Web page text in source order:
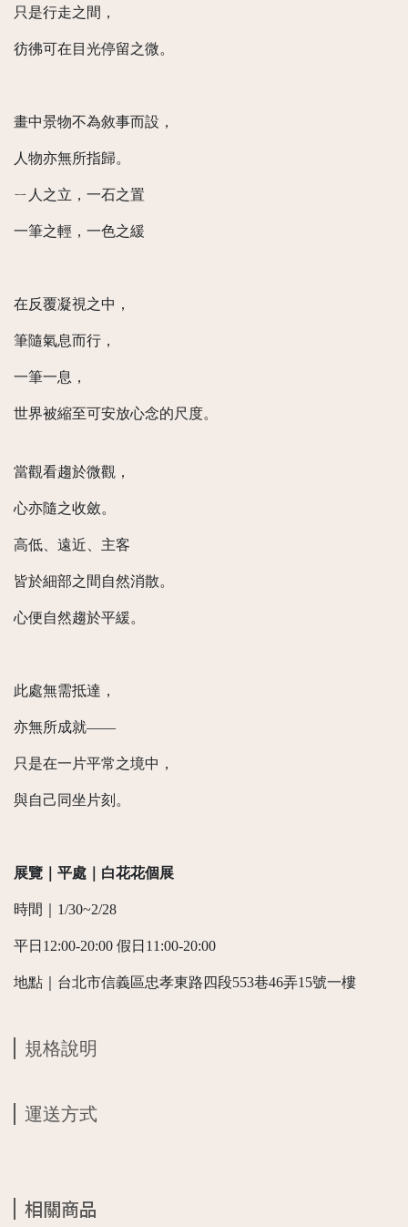
只是行走之間，
彷彿可在目光停留之微。
畫中景物不為敘事而設，
人物亦無所指歸。
ㄧ人之立，一石之置
一筆之輕，一色之緩
在反覆凝視之中，
筆隨氣息而行，
一筆一息，
世界被縮至可安放心念的尺度。
當觀看趨於微觀，
心亦隨之收斂。
高低、遠近、主客
皆於細部之間自然消散。
心便自然趨於平緩。
此處無需抵達，
亦無所成就——
只是在一片平常之境中，
與自己同坐片刻。
展覽｜平處｜白花花個展
時間｜1/30~2/28
平日12:00-20:00 假日11:00-20:00
地點｜台北市信義區忠孝東路四段553巷46弄15號一樓
規格說明
運送方式
相關商品